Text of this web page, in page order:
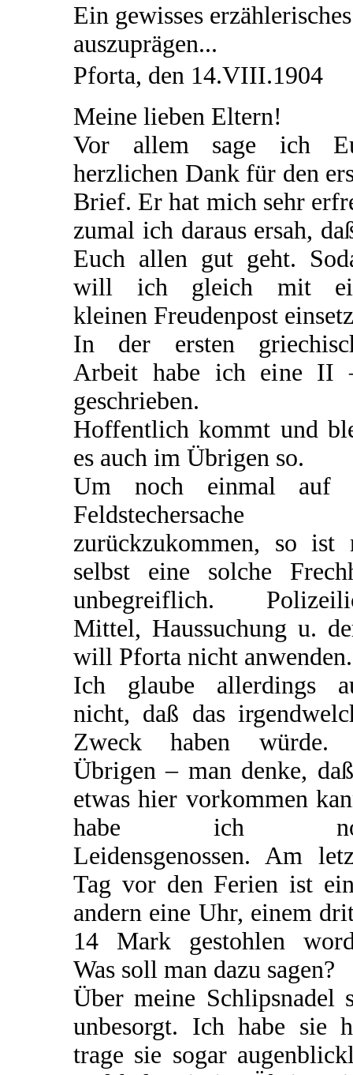
Ein gewisses
auszuprägen...
Pforta, den 14.VIII.1904
Meine lieben Eltern!
Vor allem sage ich
herzlichen Dank für den
Brief. Er hat mich sehr
zumal ich daraus ersah,
Euch allen gut geht.
will ich gleich mit
kleinen Freudenpost
In der ersten
Arbeit habe ich eine II
geschrieben.
Hoffentlich kommt und
es auch im Übrigen so.
Um noch einmal auf
Feldstechersache
zurückzukommen, so ist
selbst eine solche
unbegreiflich.
Mittel, Haussuchung u.
will Pforta nicht anwenden.
Ich glaube allerdings
nicht, daß das
Zweck haben würde.
Übrigen – man denke,
etwas hier vorkommen
habe ich
Leidensgenossen. Am
Tag vor den Ferien ist
andern eine Uhr, einem
14 Mark gestohlen
Was soll man dazu sagen?
Über meine Schlipsnadel
unbesorgt. Ich habe sie
trage sie sogar